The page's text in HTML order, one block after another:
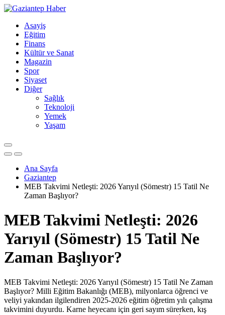
Asayiş
Eğitim
Finans
Kültür ve Sanat
Magazin
Spor
Siyaset
Diğer
Sağlık
Teknoloji
Yemek
Yaşam
Ana Sayfa
Gaziantep
MEB Takvimi Netleşti: 2026 Yarıyıl (Sömestr) 15 Tatil Ne
Zaman Başlıyor?
MEB Takvimi Netleşti: 2026
Yarıyıl (Sömestr) 15 Tatil Ne
Zaman Başlıyor?
MEB Takvimi Netleşti: 2026 Yarıyıl (Sömestr) 15 Tatil Ne Zaman
Başlıyor? Milli Eğitim Bakanlığı (MEB), milyonlarca öğrenci ve
veliyi yakından ilgilendiren 2025-2026 eğitim öğretim yılı çalışma
takvimini duyurdu. Karne heyecanı için geri sayım sürerken, kış